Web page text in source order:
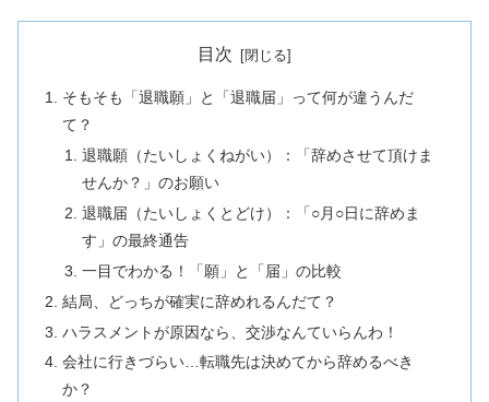
目次
そもそも「退職願」と「退職届」って何が違うんだ
て？
退職願（たいしょくねがい）：「辞めさせて頂けま
せんか？」のお願い
退職届（たいしょくとどけ）：「○月○日に辞めま
す」の最終通告
一目でわかる！「願」と「届」の比較
結局、どっちが確実に辞めれるんだて？
ハラスメントが原因なら、交渉なんていらんわ！
会社に行きづらい…転職先は決めてから辞めるべき
か？